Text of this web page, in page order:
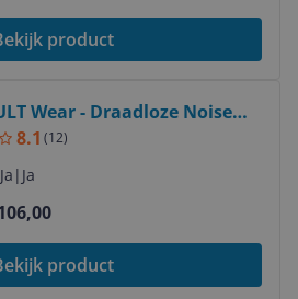
product
Wear - Draadloze Noise
koptelefoon - Zwart
8.1 (12)
Ja | Ja
product